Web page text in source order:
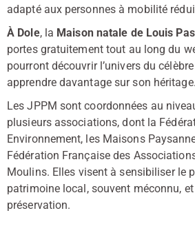
adapté aux personnes à mobilité
À Dole, la Maison natale de Louis
portes gratuitement tout au long du
pourront découvrir l’univers du
apprendre davantage sur son héritage.
Les JPPM sont coordonnées au
plusieurs associations, dont la
Environnement, les Maisons
Fédération Française des
Moulins. Elles visent à sensibiliser le
patrimoine local, souvent méconnu,
préservation.